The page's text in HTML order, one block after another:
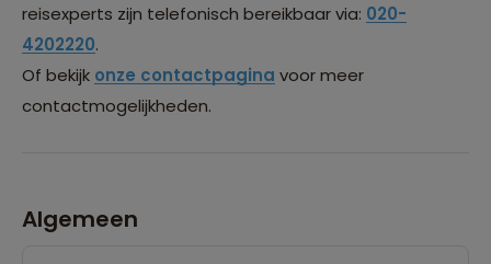
reisexperts zijn telefonisch bereikbaar via: 020-
4202220.
Of bekijk onze contactpagina voor meer
contactmogelijkheden.
Algemeen